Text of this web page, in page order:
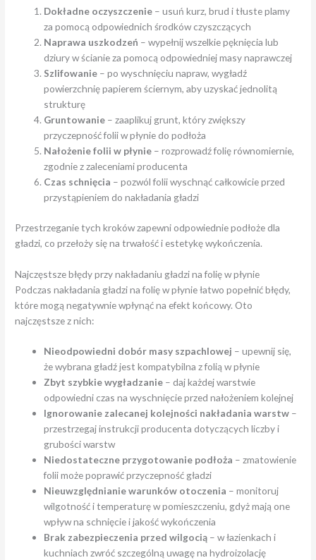
Dokładne oczyszczenie – usuń kurz, brud i tłuste plamy
za pomocą odpowiednich środków czyszczących
Naprawa uszkodzeń – wypełnij wszelkie pęknięcia lub
dziury w ścianie za pomocą odpowiedniej masy naprawczej
Szlifowanie – po wyschnięciu napraw, wygładź
powierzchnię papierem ściernym, aby uzyskać jednolitą
strukturę
Gruntowanie – zaaplikuj grunt, który zwiększy
przyczepność folii w płynie do podłoża
Nałożenie folii w płynie – rozprowadź folię równomiernie,
zgodnie z zaleceniami producenta
Czas schnięcia – pozwól folii wyschnąć całkowicie przed
przystąpieniem do nakładania gładzi
Przestrzeganie tych kroków zapewni odpowiednie podłoże dla
gładzi, co przełoży się na trwałość i estetykę wykończenia.
Najczęstsze błędy przy nakładaniu gładzi na folię w płynie
Podczas nakładania gładzi na folię w płynie łatwo popełnić błędy,
które mogą negatywnie wpłynąć na efekt końcowy. Oto
najczęstsze z nich:
Nieodpowiedni dobór masy szpachlowej – upewnij się,
że wybrana gładź jest kompatybilna z folią w płynie
Zbyt szybkie wygładzanie – daj każdej warstwie
odpowiedni czas na wyschnięcie przed nałożeniem kolejnej
Ignorowanie zalecanej kolejności nakładania warstw –
przestrzegaj instrukcji producenta dotyczących liczby i
grubości warstw
Niedostateczne przygotowanie podłoża – zmatowienie
folii może poprawić przyczepność gładzi
Nieuwzględnianie warunków otoczenia – monitoruj
wilgotność i temperaturę w pomieszczeniu, gdyż mają one
wpływ na schnięcie i jakość wykończenia
Brak zabezpieczenia przed wilgocią – w łazienkach i
kuchniach zwróć szczególną uwagę na hydroizolację